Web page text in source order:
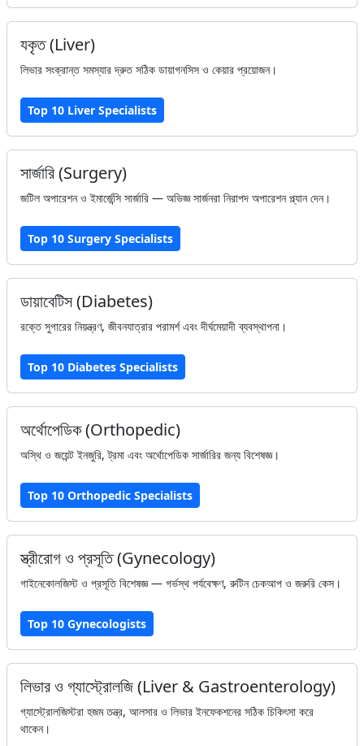
যকৃত (Liver)
লিভার সংক্রান্ত সমস্যার দ্রুত সঠিক ডায়াগনসিস ও কেয়ার প্রয়োজন।
Top 10 Liver Specialists
সার্জারি (Surgery)
জটিল অপারেশন ও ইমার্জেন্সি সার্জারি — অভিজ্ঞ সার্জনরা নিরাপদ অপারেশন প্ল্যান দেন।
Top 10 Surgery Specialists
ডায়াবেটিস (Diabetes)
রক্তে সুগারের নিয়ন্ত্রণ, জীবনযাত্রার পরামর্শ এবং দীর্ঘমেয়াদী ব্যবস্থাপনা।
Top 10 Diabetes Specialists
অর্থোপেডিক (Orthopedic)
অস্থি ও জয়েন্ট ইনজুরি, ট্রমা এবং অর্থোপেডিক সার্জারির জন্য বিশেষজ্ঞ।
Top 10 Orthopedic Specialists
স্ত্রীরোগ ও প্রসূতি (Gynecology)
গাইনেকোলজিস্ট ও প্রসূতি বিশেষজ্ঞ — গর্ভস্থ পর্যবেক্ষণ, রুটিন চেকআপ ও জরুরি কেস।
Top 10 Gynecologists
লিভার ও গ্যাস্ট্রোলজি (Liver & Gastroenterology)
গ্যাস্ট্রোলজিস্টরা হজম তন্ত্র, আলসার ও লিভার ইনফেকশনের সঠিক চিকিৎসা করে
থাকেন।